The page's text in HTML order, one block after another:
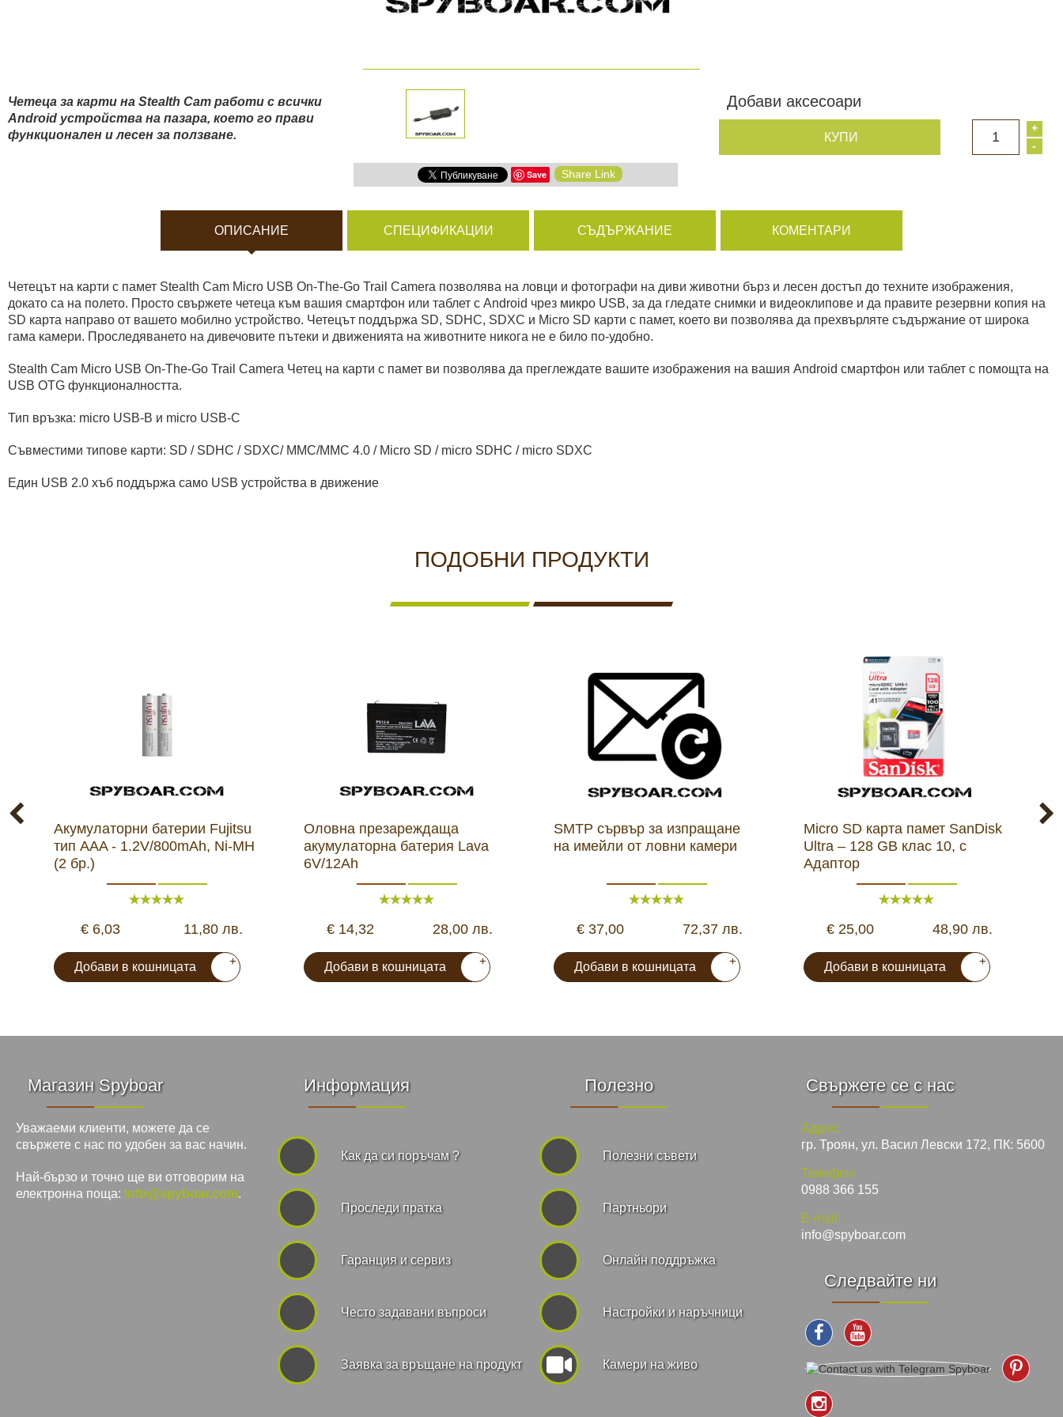
РАЗГЛЕДАЙ ПРОДУКТИ
Боди камери и екшън камери
Соларни панели и зарядни
Спортни и смарт часовници
Видеорегистратори
За подаръци
Архивни продукти
Четеца за карти на Stealth Cam работи с всички
Android устройства на пазара, което го прави
функционален и лесен за ползване.
Save Share Link
Добави аксесоари
КУПИ 1
-
+
ОПИСАНИЕ СПЕЦИФИКАЦИИ СЪДЪРЖАНИЕ КОМЕНТАРИ
Четецът на карти с памет Stealth Cam Micro USB On-The-Go Trail Camera позволява на ловци и фотографи на диви животни бърз и лесен достъп до техните изображения,
докато са на полето. Просто свържете четеца към вашия смартфон или таблет с Android чрез микро USB, за да гледате снимки и видеоклипове и да правите резервни копия на
SD карта направо от вашето мобилно устройство. Четецът поддържа SD, SDHC, SDXC и Micro SD карти с памет, което ви позволява да прехвърляте съдържание от широка
гама камери. Проследяването на дивечовите пътеки и движенията на животните никога не е било по-удобно.
Stealth Cam Micro USB On-The-Go Trail Camera Четец на карти с памет ви позволява да преглеждате вашите изображения на вашия Android смартфон или таблет с помощта на
USB OTG функционалността.
Тип връзка: micro USB-B и micro USB-C
Съвместими типове карти: SD / SDHC / SDXC/ MMC/MMC 4.0 / Micro SD / micro SDHC / micro SDXC
Един USB 2.0 хъб поддържа само USB устройства в движение
ПОДОБНИ ПРОДУКТИ
Акумулаторни батерии Fujitsu
тип AAA - 1.2V/800mAh, Ni-MH
(2 бр.)
€ 6,03 11,80 лв.
Добави в кошницата +
Оловна презареждаща
акумулаторна батерия Lava
6V/12Ah
€ 14,32 28,00 лв.
Добави в кошницата +
SMTP сървър за изпращане
на имейли от ловни камери
€ 37,00 72,37 лв.
Добави в кошницата +
Micro SD карта памет SanDisk
Ultra – 128 GB клас 10, с
Адаптор
€ 25,00 48,90 лв.
Добави в кошницата +
Магазин Spyboar
Уважаеми клиенти, можете да се
свържете с нас по удобен за вас начин.
Най-бързо и точно ще ви отговорим на
електронна поща: info@spyboar.com.
Информация
Как да си поръчам ?
Проследи пратка
Гаранция и сервиз
Често задавани въпроси
Заявка за връщане на продукт
Полезно
Полезни съвети
Партньори
Онлайн поддръжка
Hастройки и наръчници
Камери на живо
Свържете се с нас
Адрес:
гр. Троян, ул. Васил Левски 172, ПК: 5600
Телефон:
0988 366 155
E-mail:
info@spyboar.com
Следвайте ни